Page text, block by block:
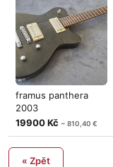
framus panthera
2003
19900 Kč ~ 810,40 €
« Zpět